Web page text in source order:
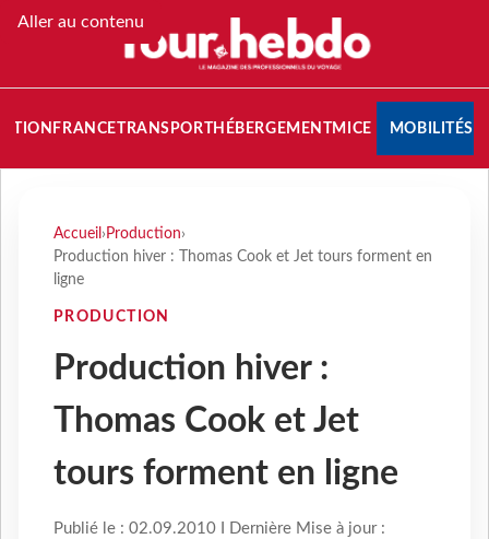
Aller au contenu
FRANCETRANSPORT HÉBERGEMENTMICE MOBILITÉS
Accueil › Production›
Production hiver : Thomas Cook et Jet tours forment en
ligne
PRODUCTION
Production hiver :
Thomas Cook et Jet
tours forment en ligne
Publié le : 02.09.2010 I Dernière Mise à jour :